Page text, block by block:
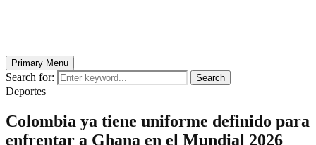
Primary Menu
Search for: Search
Deportes
Colombia ya tiene uniforme definido para
enfrentar a Ghana en el Mundial 2026